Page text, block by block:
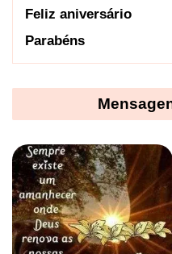
Feliz aniversário
Parabéns